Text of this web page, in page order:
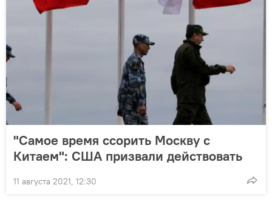
"Самое время ссорить Москву с
Китаем": США призвали действовать
11 августа 2021, 12:30